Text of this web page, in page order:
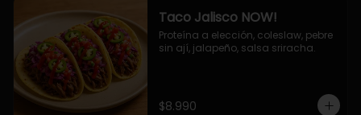
Taco Jalisco NOW!
Proteína a elección, coleslaw, pebre
sin ají, jalapeño, salsa sriracha.
$8.990